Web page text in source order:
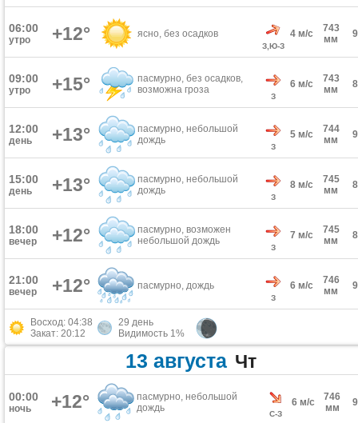
06:00
утро +12° ясно, без осадков
З,Ю-З
4 м/с
743
мм
09:00
утро +15°
пасмурно, без осадков,
возможна гроза
З
6 м/с
743
мм
12:00
день +13°
пасмурно, небольшой
дождь
З
5 м/с
744
мм
15:00
день +13°
пасмурно, небольшой
дождь
З
8 м/с
745
мм
18:00
вечер +12°
пасмурно, возможен
небольшой дождь
З
7 м/с
745
мм
21:00
вечер +12° пасмурно, дождь
З
6 м/с
746
мм
Восход: 04:38
Закат: 20:12
29 день
Видимость 1%
13 августа Чт
00:00
ночь +12°
пасмурно, небольшой
дождь
С-З
6 м/с
746
мм